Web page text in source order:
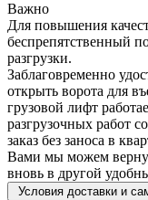
Важно
Для повышения
беспрепятственный
разгрузки.
Заблаговременно
открыть ворота для
грузовой лифт
разгрузочных работ
заказ без заноса в
Вами мы можем
вновь в другой
Условия доставки и